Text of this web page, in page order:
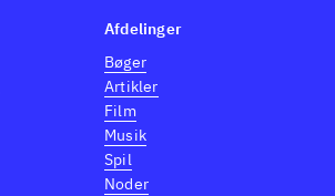
Afdelinger
Bøger
Artikler
Film
Musik
Spil
Noder